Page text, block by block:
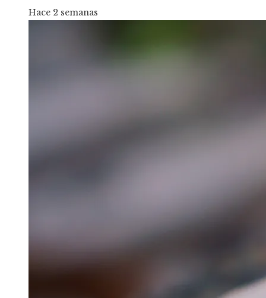
Hace 2 semanas